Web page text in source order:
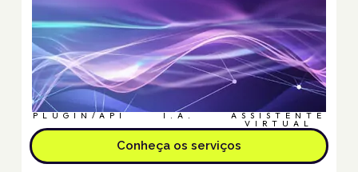
PLUGIN/API I.A. ASSISTENTE
VIRTUAL
Conheça os serviços